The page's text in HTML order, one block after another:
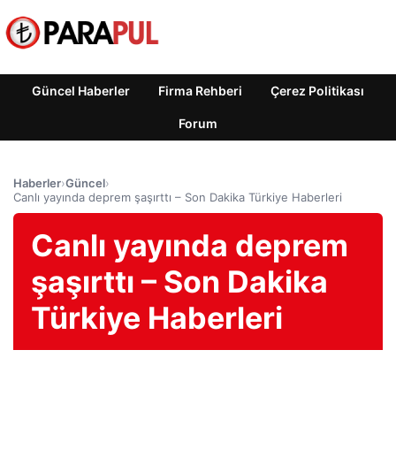
Güncel Haberler Firma Rehberi Çerez Politikası
Forum
Haberler›Güncel›
Canlı yayında deprem şaşırttı – Son Dakika Türkiye Haberleri
Canlı yayında deprem
şaşırttı – Son Dakika
Türkiye Haberleri